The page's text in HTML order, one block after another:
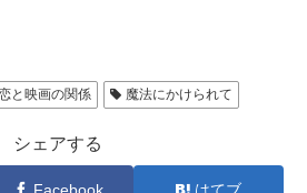
と映画の関係 魔法にかけられて
シェアする
Facebook はてブ